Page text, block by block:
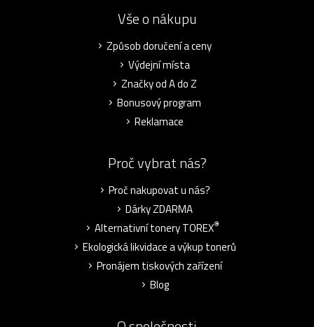
Vše o nákupu
Způsob doručení a ceny
Výdejní místa
Značky od A do Z
Bonusový program
Reklamace
Proč vybrat nás?
Proč nakupovat u nás?
Dárky ZDARMA
Alternativní tonery TOREX®
Ekologická likvidace a výkup tonerů
Pronájem tiskových zařízení
Blog